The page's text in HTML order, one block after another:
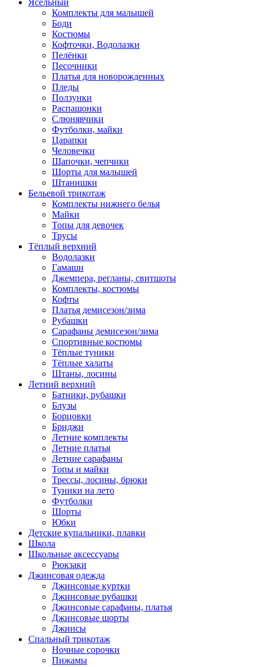
Комплекты для малышей
Боди
Костюмы
Кофточки, Водолазки
Пелёнки
Песочники
Платья для новорожденных
Пледы
Ползунки
Распашонки
Слюнявчики
Футболки, майки
Царапки
Человечки
Шапочки, чепчики
Шорты для малышей
Штанишки
Бельевой трикотаж
Комплекты нижнего белья
Майки
Топы для девочек
Трусы
Тёплый верхний
Водолазки
Гамаши
Джемпера, регланы, свитшоты
Комплекты, костюмы
Кофты
Платья демисезон/зима
Рубашки
Сарафаны демисезон/зима
Спортивные костюмы
Тёплые туники
Тёплые халаты
Штаны, лосины
Летний верхний
Батники, рубашки
Блузы
Борцовки
Бриджи
Летние комплекты
Летние платья
Летние сарафаны
Топы и майки
Трессы, лосины, брюки
Туники на лето
Футболки
Шорты
Юбки
Детские купальники, плавки
Школа
Школьные аксессуары
Рюкзаки
Джинсовая одежда
Джинсовые куртки
Джинсовые рубашки
Джинсовые сарафаны, платья
Джинсовые шорты
Джинсы
Спальный трикотаж
Ночные сорочки
Пижамы